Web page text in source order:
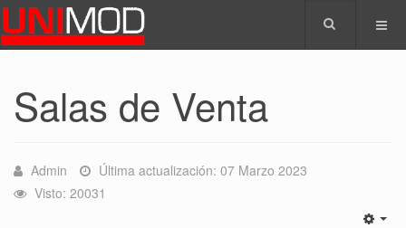
Salas de Venta
Admin
Última actualización: 07 Marzo 2023
Visto: 20031